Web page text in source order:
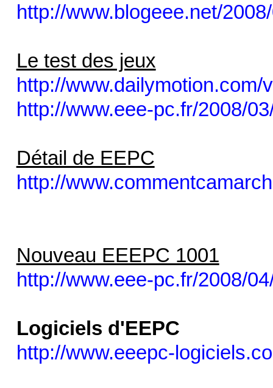
http://www.blogeee.net/
Le test des jeux
http://
http://www.eee-pc.fr/2008/
Détail de EEPC
http://
Nouveau EEEPC 1001
http://www.eee-pc.fr/2008/
Logiciels d'EEPC
http://www.eeepc-